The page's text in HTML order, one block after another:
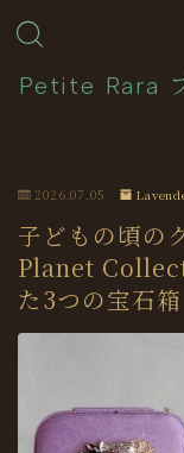
Petite Rara
MENU
Journal
Contact
2026.07.05
子どもの頃の
Planet
た3つの宝石箱